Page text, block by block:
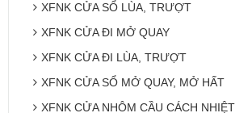
XFNK CỬA SỔ LÙA, TRƯỢT
XFNK CỬA ĐI MỞ QUAY
XFNK CỬA ĐI LÙA, TRƯỢT
XFNK CỬA SỔ MỞ QUAY, MỞ HẤT
XFNK CỬA NHÔM CẦU CÁCH NHIỆT